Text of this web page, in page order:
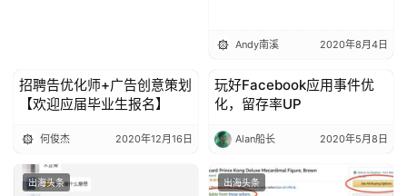
Andy南溪 2020年8月4日
出海头条
招聘告优化师+广告创意策划
【欢迎应届毕业生报名】
何俊杰 2020年12月16日
出海头条
玩好Facebook应用事件优
化，留存率UP
Alan船长 2020年5月8日
出海头条 出海头条